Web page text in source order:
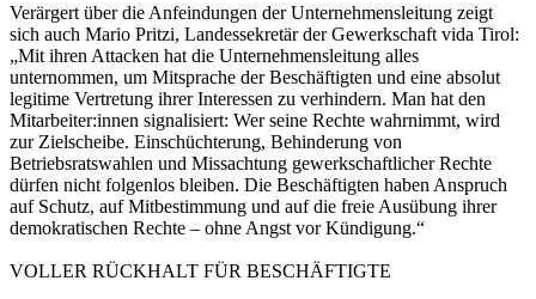
Verärgert über die Anfeindungen der Unternehmensleitung zeigt
sich auch Mario Pritzi, Landessekretär der Gewerkschaft vida Tirol:
„Mit ihren Attacken hat die Unternehmensleitung alles
unternommen, um Mitsprache der Beschäftigten und eine absolut
legitime Vertretung ihrer Interessen zu verhindern. Man hat den
Mitarbeiter:innen signalisiert: Wer seine Rechte wahrnimmt, wird
zur Zielscheibe. Einschüchterung, Behinderung von
Betriebsratswahlen und Missachtung gewerkschaftlicher Rechte
dürfen nicht folgenlos bleiben. Die Beschäftigten haben Anspruch
auf Schutz, auf Mitbestimmung und auf die freie Ausübung ihrer
demokratischen Rechte – ohne Angst vor Kündigung.“
VOLLER RÜCKHALT FÜR BESCHÄFTIGTE